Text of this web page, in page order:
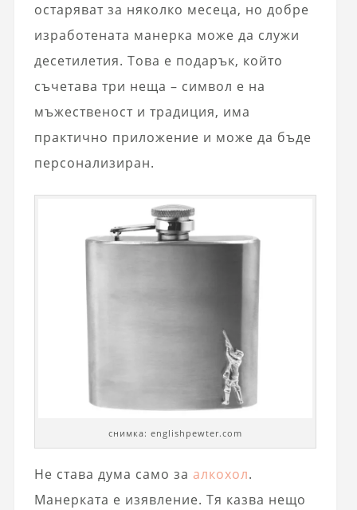
остаряват за няколко месеца, но добре
изработената манерка може да служи
десетилетия. Това е подарък, който
съчетава три неща – символ е на
мъжественост и традиция, има
практично приложение и може да бъде
персонализиран.
снимка: englishpewter.com
Не става дума само за алкохол.
Манерката е изявление. Тя казва нещо